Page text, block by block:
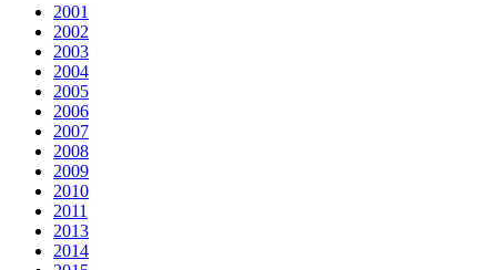
2001
2002
2003
2004
2005
2006
2007
2008
2009
2010
2011
2013
2014